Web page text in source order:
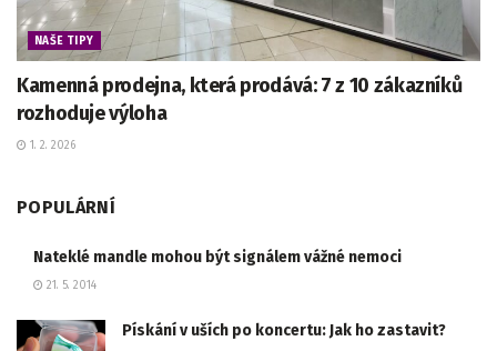
NAŠE TIPY
Kamenná prodejna, která prodává: 7 z 10 zákazníků
rozhoduje výloha
1. 2. 2026
POPULÁRNÍ
Nateklé mandle mohou být signálem vážné nemoci
21. 5. 2014
Pískání v uších po koncertu: Jak ho zastavit?